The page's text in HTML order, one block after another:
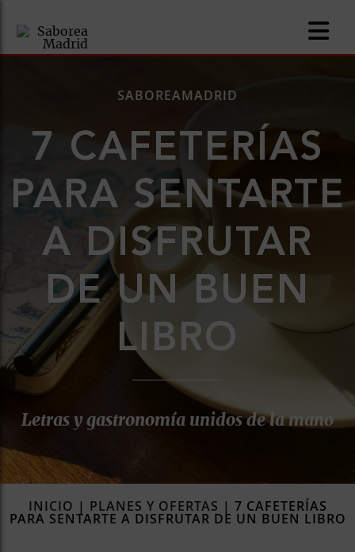
SABOREAMADRID
7 CAFETERÍAS
PARA SENTARTE
A DISFRUTAR
DE UN BUEN
LIBRO
Letras y gastronomía unidos de la mano
INICIO | PLANES Y OFERTAS | 7 CAFETERÍAS
PARA SENTARTE A DISFRUTAR DE UN BUEN LIBRO